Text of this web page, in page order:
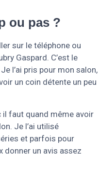
ou pas ?
sur le téléphone ou
Gaspard. C’est le
l’ai pris pour mon salon,
un coin détente un peu
faut quand même avoir
Je l’ai utilisé
et parfois pour
donner un avis assez